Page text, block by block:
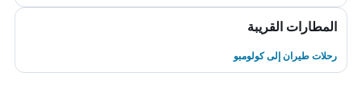
المطارات القريبة
رحلات طيران إلى كولومبو